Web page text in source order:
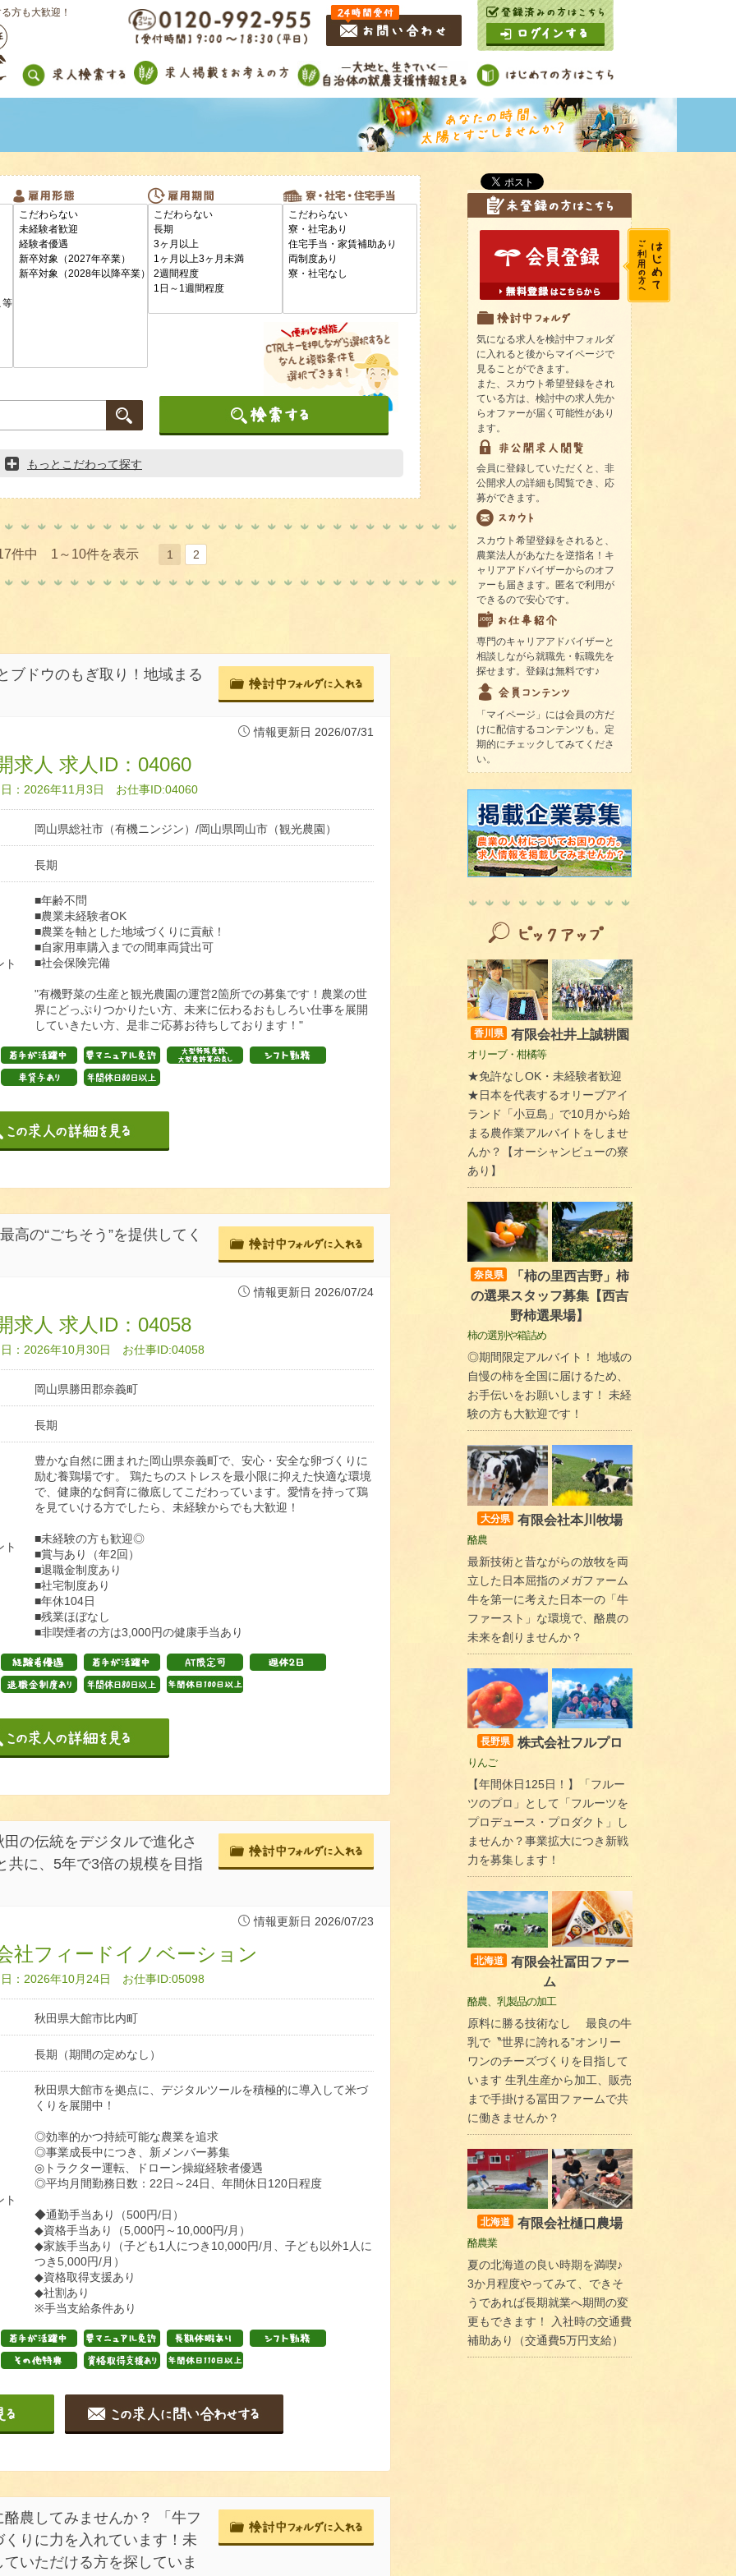
方も大歓迎！
もっとこだわって探す
件中 1～10件を表示 1 2
ブドウのもぎ取り！地域まる
情報更新日 2026/07/31
求人 求人ID：04060
：2026年11月3日 お仕事ID:04060
岡山県総社市（有機ニンジン）/岡山県岡山市（観光農園）
長期
ト
■年齢不問
■農業未経験者OK
■農業を軸とした地域づくりに貢献！
■自家用車購入までの間車両貸出可
■社会保険完備
"有機野菜の生産と観光農園の運営2箇所での募集です！農業の世
界にどっぷりつかりたい方、未来に伝わるおもしろい仕事を展開
していきたい方、是非ご応募お待ちしております！"
の“ごちそう”を提供してく
情報更新日 2026/07/24
求人 求人ID：04058
：2026年10月30日 お仕事ID:04058
岡山県勝田郡奈義町
長期
ト
豊かな自然に囲まれた岡山県奈義町で、安心・安全な卵づくりに
励む養鶏場です。 鶏たちのストレスを最小限に抑えた快適な環境
で、健康的な飼育に徹底してこだわっています。愛情を持って鶏
を見ていける方でしたら、未経験からでも大歓迎！
■未経験の方も歓迎◎
■賞与あり（年2回）
■退職金制度あり
■社宅制度あり
■年休104日
■残業ほぼなし
■非喫煙者の方は3,000円の健康手当あり
の伝統をデジタルで進化さ
共に、5年で3倍の規模を目指
情報更新日 2026/07/23
社フィードイノベーション
：2026年10月24日 お仕事ID:05098
秋田県大館市比内町
長期（期間の定めなし）
ト
秋田県大館市を拠点に、デジタルツールを積極的に導入して米づ
くりを展開中！
◎効率的かつ持続可能な農業を追求
◎事業成長中につき、新メンバー募集
◎トラクター運転、ドローン操縦経験者優遇
◎平均月間勤務日数：22日～24日、年間休日120日程度
◆通勤手当あり（500円/日）
◆資格手当あり（5,000円～10,000円/月）
◆家族⼿当あり（子ども1人につき10,000円/月、子ども以外1人に
つき5,000円/月）
◆資格取得⽀援あり
◆社割あり
※手当支給条件あり
農してみませんか？ 「牛フ
りに力を入れています！未
いただける方を探していま
気になる求人を検討中フォルダ
に入れると後からマイページで
見ることができます。
また、スカウト希望登録をされ
ている方は、検討中の求人先か
らオファーが届く可能性があり
ます。
会員に登録していただくと、非
公開求人の詳細も閲覧でき、応
募ができます。
スカウト希望登録をされると、
農業法人があなたを逆指名！キ
ャリアアドバイザーからのオフ
ァーも届きます。匿名で利用が
できるので安心です。
専門のキャリアアドバイザーと
相談しながら就職先・転職先を
探せます。登録は無料です♪
「マイページ」には会員の方だ
けに配信するコンテンツも。定
期的にチェックしてみてくださ
い。
香川県 有限会社井上誠耕園
オリーブ・柑橘等
★免許なしOK・未経験者歓迎
★日本を代表するオリーブアイ
ランド「小豆島」で10月から始
まる農作業アルバイトをしませ
んか？【オーシャンビューの寮
あり】
奈良県
「柿の里西吉野」柿
の選果スタッフ募集【西吉
野柿選果場】
柿の選別や箱詰め
◎期間限定アルバイト！ 地域の
自慢の柿を全国に届けるため、
お手伝いをお願いします！ 未経
験の方も大歓迎です！
大分県 有限会社本川牧場
酪農
最新技術と昔ながらの放牧を両
立した日本屈指のメガファーム
牛を第一に考えた日本一の「牛
ファースト」な環境で、酪農の
未来を創りませんか？
長野県 株式会社フルプロ
りんご
【年間休日125日！】「フルー
ツのプロ」として「フルーツを
プロデュース・プロダクト」し
ませんか？事業拡大につき新戦
力を募集します！
北海道
有限会社冨田ファー
ム
酪農、乳製品の加工
原料に勝る技術なし 最良の牛
乳で〝世界に誇れる”オンリー
ワンのチーズづくりを目指して
います 生乳生産から加工、販売
まで手掛ける冨田ファームで共
に働きませんか？
北海道 有限会社樋口農場
酪農業
夏の北海道の良い時期を満喫♪
3か月程度やってみて、できそ
うであれば長期就業へ期間の変
更もできます！ 入社時の交通費
補助あり（交通費5万円支給）